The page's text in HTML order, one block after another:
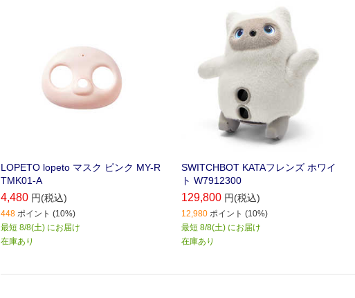
LOPETO lopeto マスク ピンク MY-R
TMK01-A
4,480 円(税込)
448 ポイント (10%)
最短 8/8(土) にお届け
在庫あり
SWITCHBOT KATAフレンズ ホワイ
ト W7912300
129,800 円(税込)
12,980 ポイント (10%)
最短 8/8(土) にお届け
在庫あり